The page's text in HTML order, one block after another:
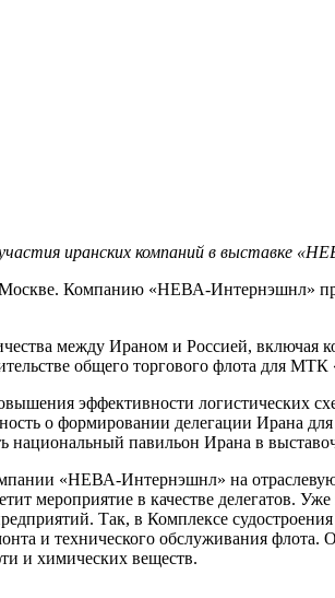
иранских компаний в выставке
Компанию «НЕВА-Интернэшнл»
между Ираном и Россией, включая
общего торгового флота для
эффективности логистических
о формировании делегации Ирана
национальный павильон Ирана в
«НЕВА-Интернэшнл» на
мероприятие в качестве делегатов.
Так, в Комплексе
и технического обслуживания
и химических веществ.